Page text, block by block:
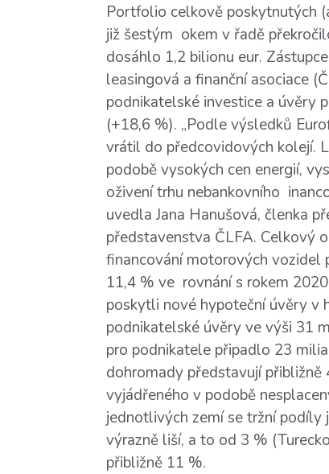
Portfolio celkově poskytnutých
již šestým okem v řadě
dosáhlo 1,2 bilionu eur.
leasingová a finanční asociace
podnikatelské investice a úvěry
(+18,6 %). „Podle výsledků
vrátil do předcovidových kolejí.
podobě vysokých cen energií,
oživení trhu nebankovního
uvedla Jana Hanušová, členka
představenstva ČLFA. Celkový
financování motorových vozidel
11,4 % ve rovnání s rokem
poskytli nové hypoteční úvěry v
podnikatelské úvěry ve výši 31
pro podnikatele připadlo 23
dohromady představují
vyjádřeného v podobě
jednotlivých zemí se tržní podíly
výrazně liší, a to od 3 %
přibližně 11 %.